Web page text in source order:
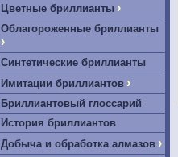
Цветные бриллианты ›
Облагороженные бриллианты
›
Синтетические бриллианты
Имитации бриллиантов ›
Бриллиантовый глоссарий
История бриллиантов
Добыча и обработка алмазов ›